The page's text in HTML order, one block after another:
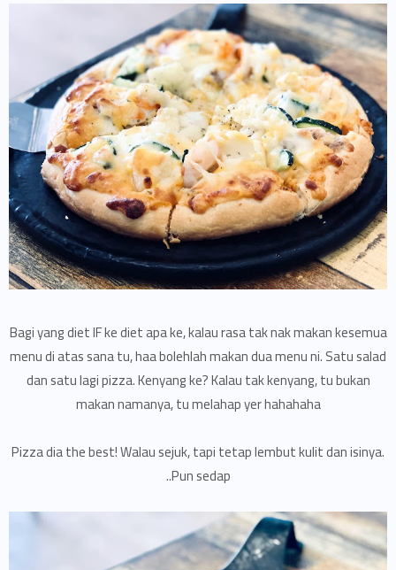
Bagi yang diet IF ke diet apa ke, kalau rasa tak nak makan kesemua
menu di atas sana tu, haa bolehlah makan dua menu ni. Satu salad
dan satu lagi pizza. Kenyang ke? Kalau tak kenyang, tu bukan
makan namanya, tu melahap yer hahahaha
Pizza dia the best! Walau sejuk, tapi tetap lembut kulit dan isinya.
Pun sedap..